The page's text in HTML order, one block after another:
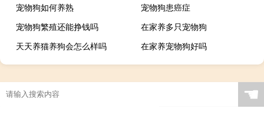
宠物狗如何养熟
宠物狗患癌症
宠物狗繁殖还能挣钱吗
在家养多只宠物狗
天天养猫养狗会怎么样吗
在家养宠物狗好吗
☚